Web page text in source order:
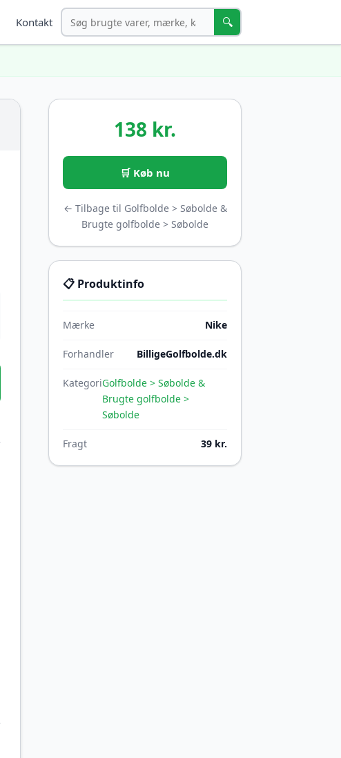
Kontakt Søg 🔍
138 kr.
🛒 Køb nu
← Tilbage til Golfbolde > Søbolde &
Brugte golfbolde > Søbolde
📋 Produktinfo
Mærke Nike
Forhandler BilligeGolfbolde.dk
KategoriGolfbolde > Søbolde &
Brugte golfbolde >
Søbolde
Fragt 39 kr.